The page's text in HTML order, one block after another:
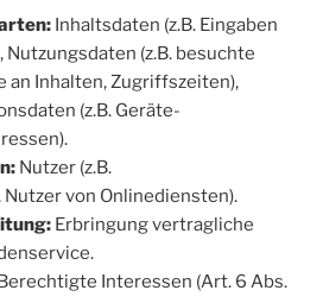
Inhaltsdaten (z.B. Eingaben
(z.B. besuchte
an Inhalten, Zugriffszeiten),
(z.B. Geräte-
Nutzer (z.B.
von Onlinediensten).
Erbringung vertragliche
Interessen (Art. 6 Abs.